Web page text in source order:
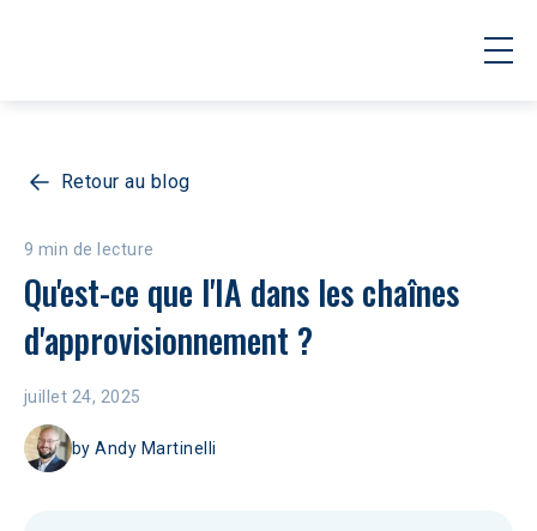
Retour au blog
9 min de lecture
Qu'est-ce que l'IA dans les chaînes
d'approvisionnement ?
juillet 24, 2025
byAndy Martinelli